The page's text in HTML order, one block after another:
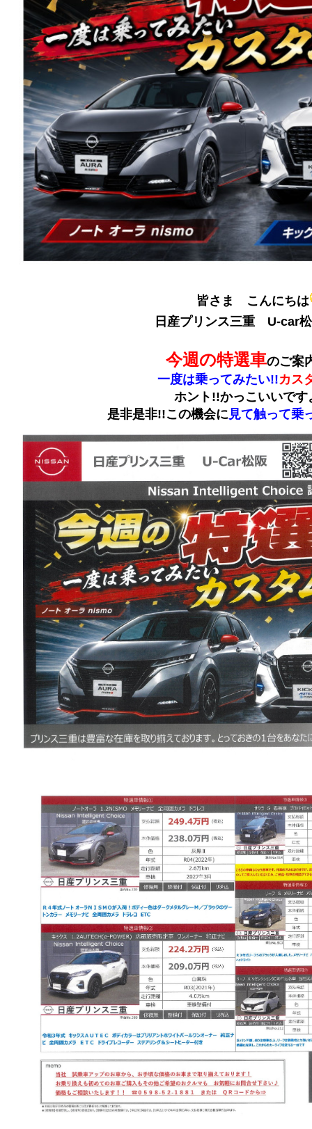
皆さま こんにちは
日産プリンス三重 U-car
今週の特選車のご案
一度は乗ってみたい!!カス
ホント!!かっこいいです
是非是非!!この機会に 見て触って乗